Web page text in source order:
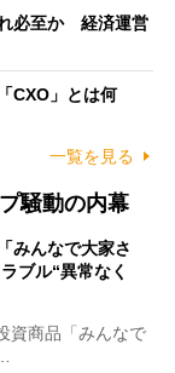
必至か 経済運営
CXO」とは何
一覧を見る
騒動の内幕
みんなで大家さ
ブル“異常なく
資商品「みんなで